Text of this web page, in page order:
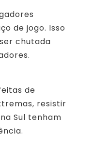
de jogo. Isso
chutada
de
resistir
Sul tenham